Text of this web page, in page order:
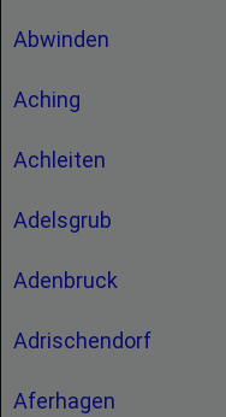
Abwinden
Aching
Achleiten
Adelsgrub
Adenbruck
Adrischendorf
Aferhagen